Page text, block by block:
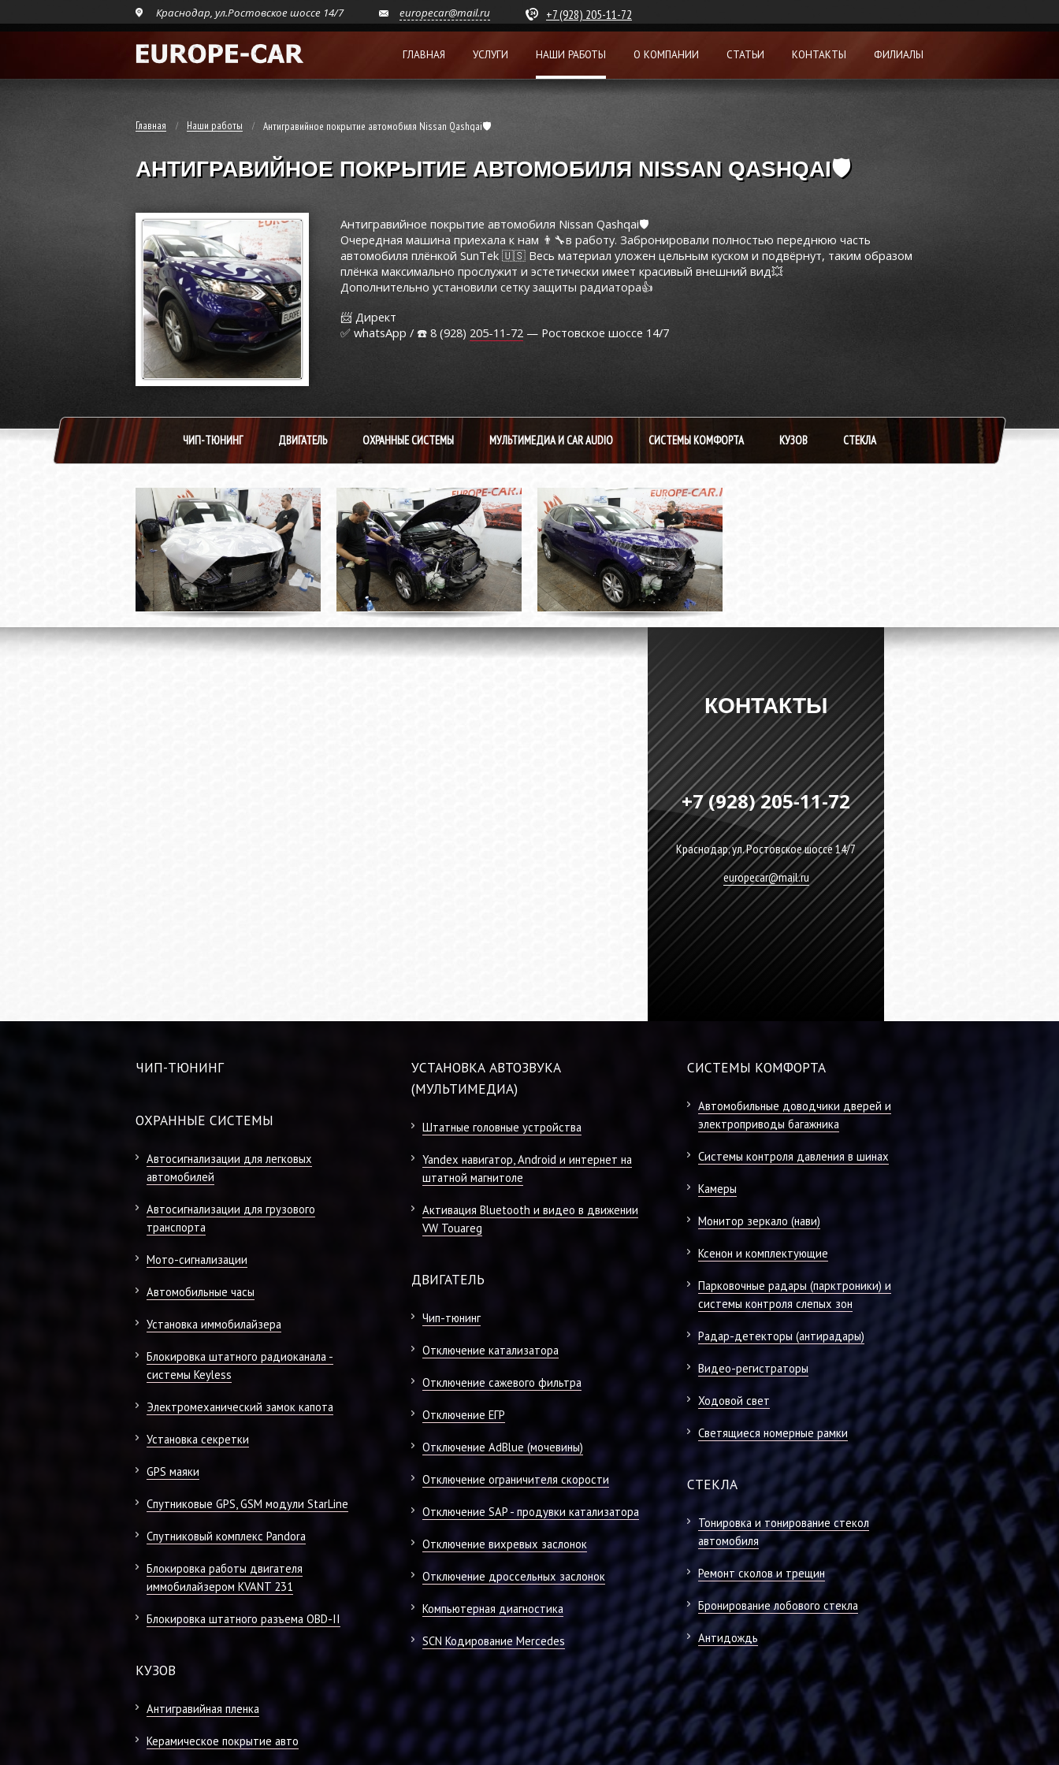
Краснодар, ул.Ростовское шоссе 14/7 europecar@mail.ru +7 (928) 205-11-72
ГЛАВНАЯ УСЛУГИ НАШИ РАБОТЫ О КОМПАНИИ СТАТЬИ КОНТАКТЫ ФИЛИАЛЫ
Главная Наши работы Антигравийное покрытие автомобиля Nissan Qashqai🛡
АНТИГРАВИЙНОЕ ПОКРЫТИЕ АВТОМОБИЛЯ NISSAN QASHQAI🛡
Антигравийное покрытие автомобиля Nissan Qashqai🛡
Очередная машина приехала к нам 👨‍🔧в работу. Забронировали полностью переднюю часть
автомобиля плёнкой SunTek 🇺🇸 Весь материал уложен цельным куском и подвёрнут, таким образом
плёнка максимально прослужит и эстетически имеет красивый внешний вид💥
Дополнительно установили сетку защиты радиатора👍
📨 Директ
✅ whatsApp / ☎️ 8 (928) 205-11-72 — Ростовское шоссе 14/7
ЧИП-ТЮНИНГ ДВИГАТЕЛЬ ОХРАННЫЕ СИСТЕМЫ МУЛЬТИМЕДИА И CAR AUDIO СИСТЕМЫ КОМФОРТА КУЗОВ СТЕКЛА
КОНТАКТЫ
+7 (928) 205-11-72
Краснодар, ул. Ростовское шоссе 14/7
europecar@mail.ru
ЧИП-ТЮНИНГ
ОХРАННЫЕ СИСТЕМЫ
Автосигнализации для легковых
автомобилей
Автосигнализации для грузового
транспорта
Мото-сигнализации
Автомобильные часы
Установка иммобилайзера
Блокировка штатного радиоканала -
системы Keyless
Электромеханический замок капота
Установка секретки
GPS маяки
Спутниковые GPS, GSM модули StarLine
Спутниковый комплекс Pandora
Блокировка работы двигателя
иммобилайзером KVANT 231
Блокировка штатного разъема OBD-II
КУЗОВ
Антигравийная пленка
Керамическое покрытие авто
УСТАНОВКА АВТОЗВУКА
(МУЛЬТИМЕДИА)
Штатные головные устройства
Yandex навигатор, Android и интернет на
штатной магнитоле
Активация Bluetooth и видео в движении
VW Touareg
ДВИГАТЕЛЬ
Чип-тюнинг
Отключение катализатора
Отключение сажевого фильтра
Отключение ЕГР
Отключение AdBlue (мочевины)
Отключение ограничителя скорости
Отключение SAP - продувки катализатора
Отключение вихревых заслонок
Отключение дроссельных заслонок
Компьютерная диагностика
SCN Кодирование Mercedes
СИСТЕМЫ КОМФОРТА
Автомобильные доводчики дверей и
электроприводы багажника
Системы контроля давления в шинах
Камеры
Монитор зеркало (нави)
Ксенон и комплектующие
Парковочные радары (парктроники) и
системы контроля слепых зон
Радар-детекторы (антирадары)
Видео-регистраторы
Ходовой свет
Светящиеся номерные рамки
СТЕКЛА
Тонировка и тонирование стекол
автомобиля
Ремонт сколов и трещин
Бронирование лобового стекла
Антидождь